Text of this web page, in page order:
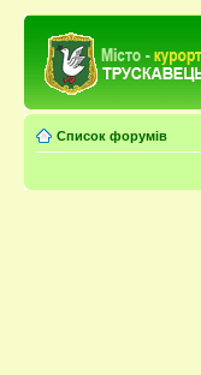
Список форумів